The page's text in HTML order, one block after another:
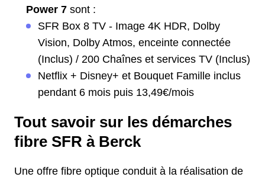
Power 7 sont :
SFR Box 8 TV - Image 4K HDR, Dolby
Vision, Dolby Atmos, enceinte connectée
(Inclus) / 200 Chaînes et services TV (Inclus)
Netflix + Disney+ et Bouquet Famille inclus
pendant 6 mois puis 13,49€/mois
Tout savoir sur les démarches
fibre SFR à Berck
Une offre fibre optique conduit à la réalisation de